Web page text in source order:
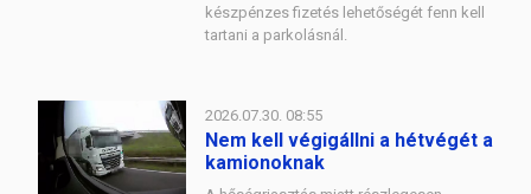
készpénzes fizetés lehetőségét fenn kell
tartani a parkolásnál.
2026.07.30. 08:55
Nem kell végigállni a hétvégét a
kamionoknak